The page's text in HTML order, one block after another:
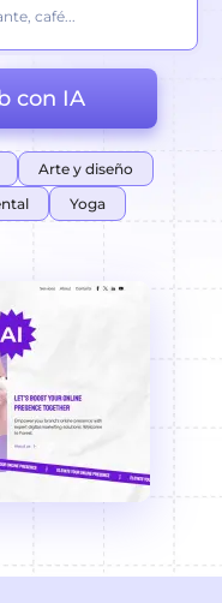
con IA
Arte y diseño
Yoga